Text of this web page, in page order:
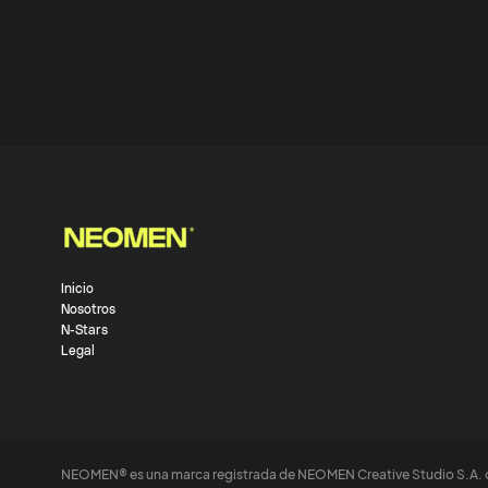
Inicio
Nosotros
N-Stars
Legal
NEOMEN® es una marca registrada de NEOMEN Creative Studio S.A.